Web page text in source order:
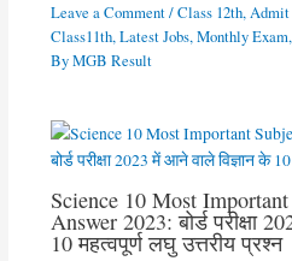
Leave a Comment /Class 12th,Admit
Class11th,Latest Jobs,Monthly Exam,
ByMGB Result
Science 10 Most
Answer 2023: बोर्ड परीक्षा
10 महत्वपूर्ण लघु उत्तरीय प्रश्न